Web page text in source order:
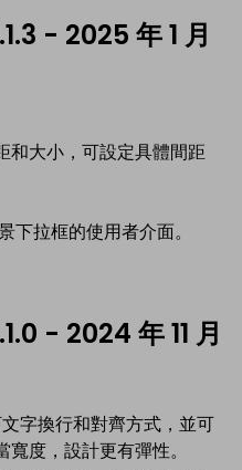
- 2025 年 1 月
和大小，可設定具體間距
下拉框的使用者介面。
- 2024 年 11 月
字換行和對齊方式，並可
度，設計更有彈性。